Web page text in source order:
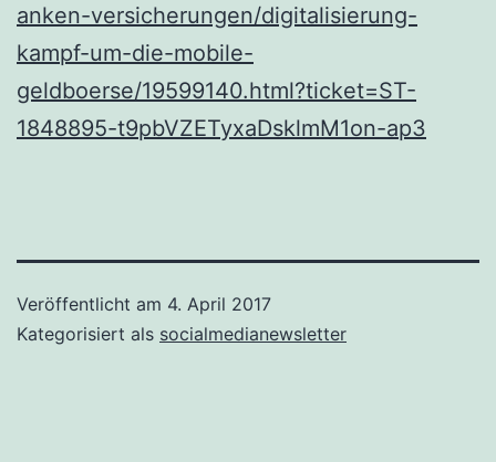
anken-versicherungen/digitalisierung-
kampf-um-die-mobile-
geldboerse/19599140.html?ticket=ST-
1848895-t9pbVZETyxaDsklmM1on-ap3
Veröffentlicht am 4. April 2017
Kategorisiert als socialmedianewsletter